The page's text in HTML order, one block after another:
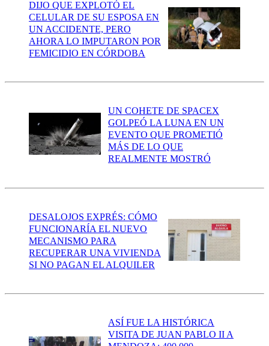
DIJO QUE EXPLOTÓ EL
CELULAR DE SU ESPOSA EN
UN ACCIDENTE, PERO
AHORA LO IMPUTARON POR
FEMICIDIO EN CÓRDOBA
UN COHETE DE SPACEX
GOLPEÓ LA LUNA EN UN
EVENTO QUE PROMETIÓ
MÁS DE LO QUE
REALMENTE MOSTRÓ
DESALOJOS EXPRÉS: CÓMO
FUNCIONARÍA EL NUEVO
MECANISMO PARA
RECUPERAR UNA VIVIENDA
SI NO PAGAN EL ALQUILER
ASÍ FUE LA HISTÓRICA
VISITA DE JUAN PABLO II A